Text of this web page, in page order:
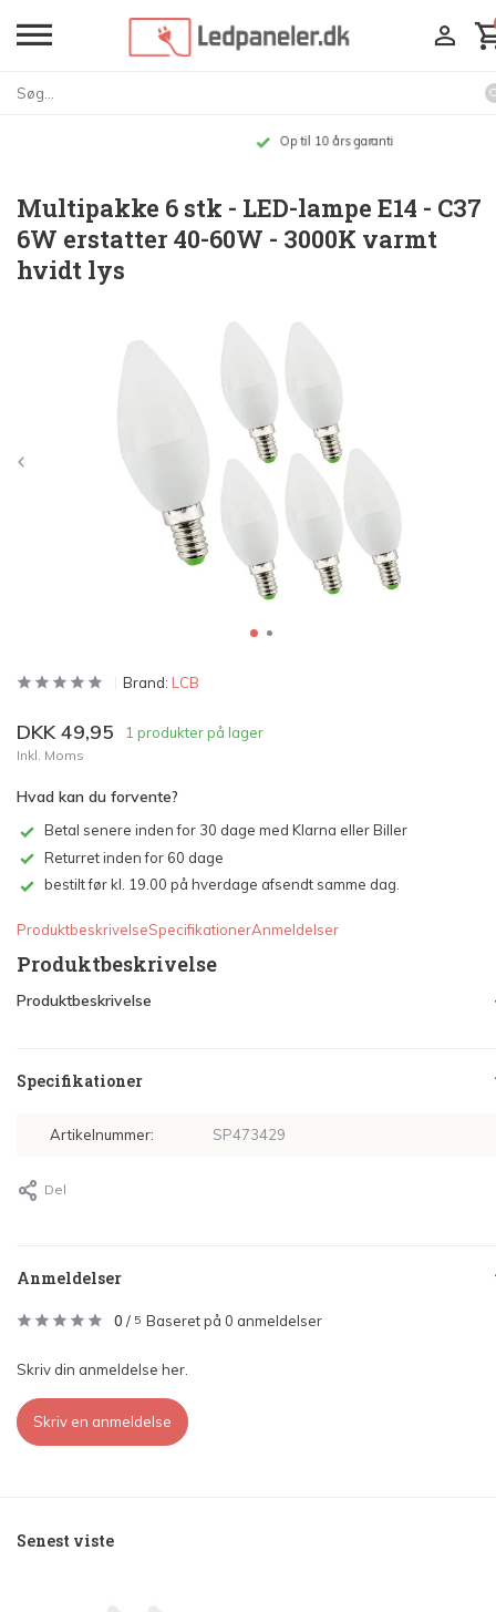
Op til 10 års garanti
Multipakke 6 stk - LED-lampe E14 - C37
6W erstatter 40-60W - 3000K varmt
hvidt lys
Brand: LCB
DKK 49,95 1 produkter på lager
Inkl. Moms
Hvad kan du forvente?
Betal senere inden for 30 dage med Klarna eller Biller
Returret inden for 60 dage
bestilt før kl. 19.00 på hverdage afsendt samme dag.
ProduktbeskrivelseSpecifikationerAnmeldelser
Produktbeskrivelse
Produktbeskrivelse
Specifikationer
Artikelnummer: SP473429
Del
Anmeldelser
0 / 5 Baseret på 0 anmeldelser
Skriv din anmeldelse her.
Skriv en anmeldelse
Senest viste